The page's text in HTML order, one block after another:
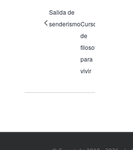
Salida de
senderismoCurso
de
filosofía
para
vivir